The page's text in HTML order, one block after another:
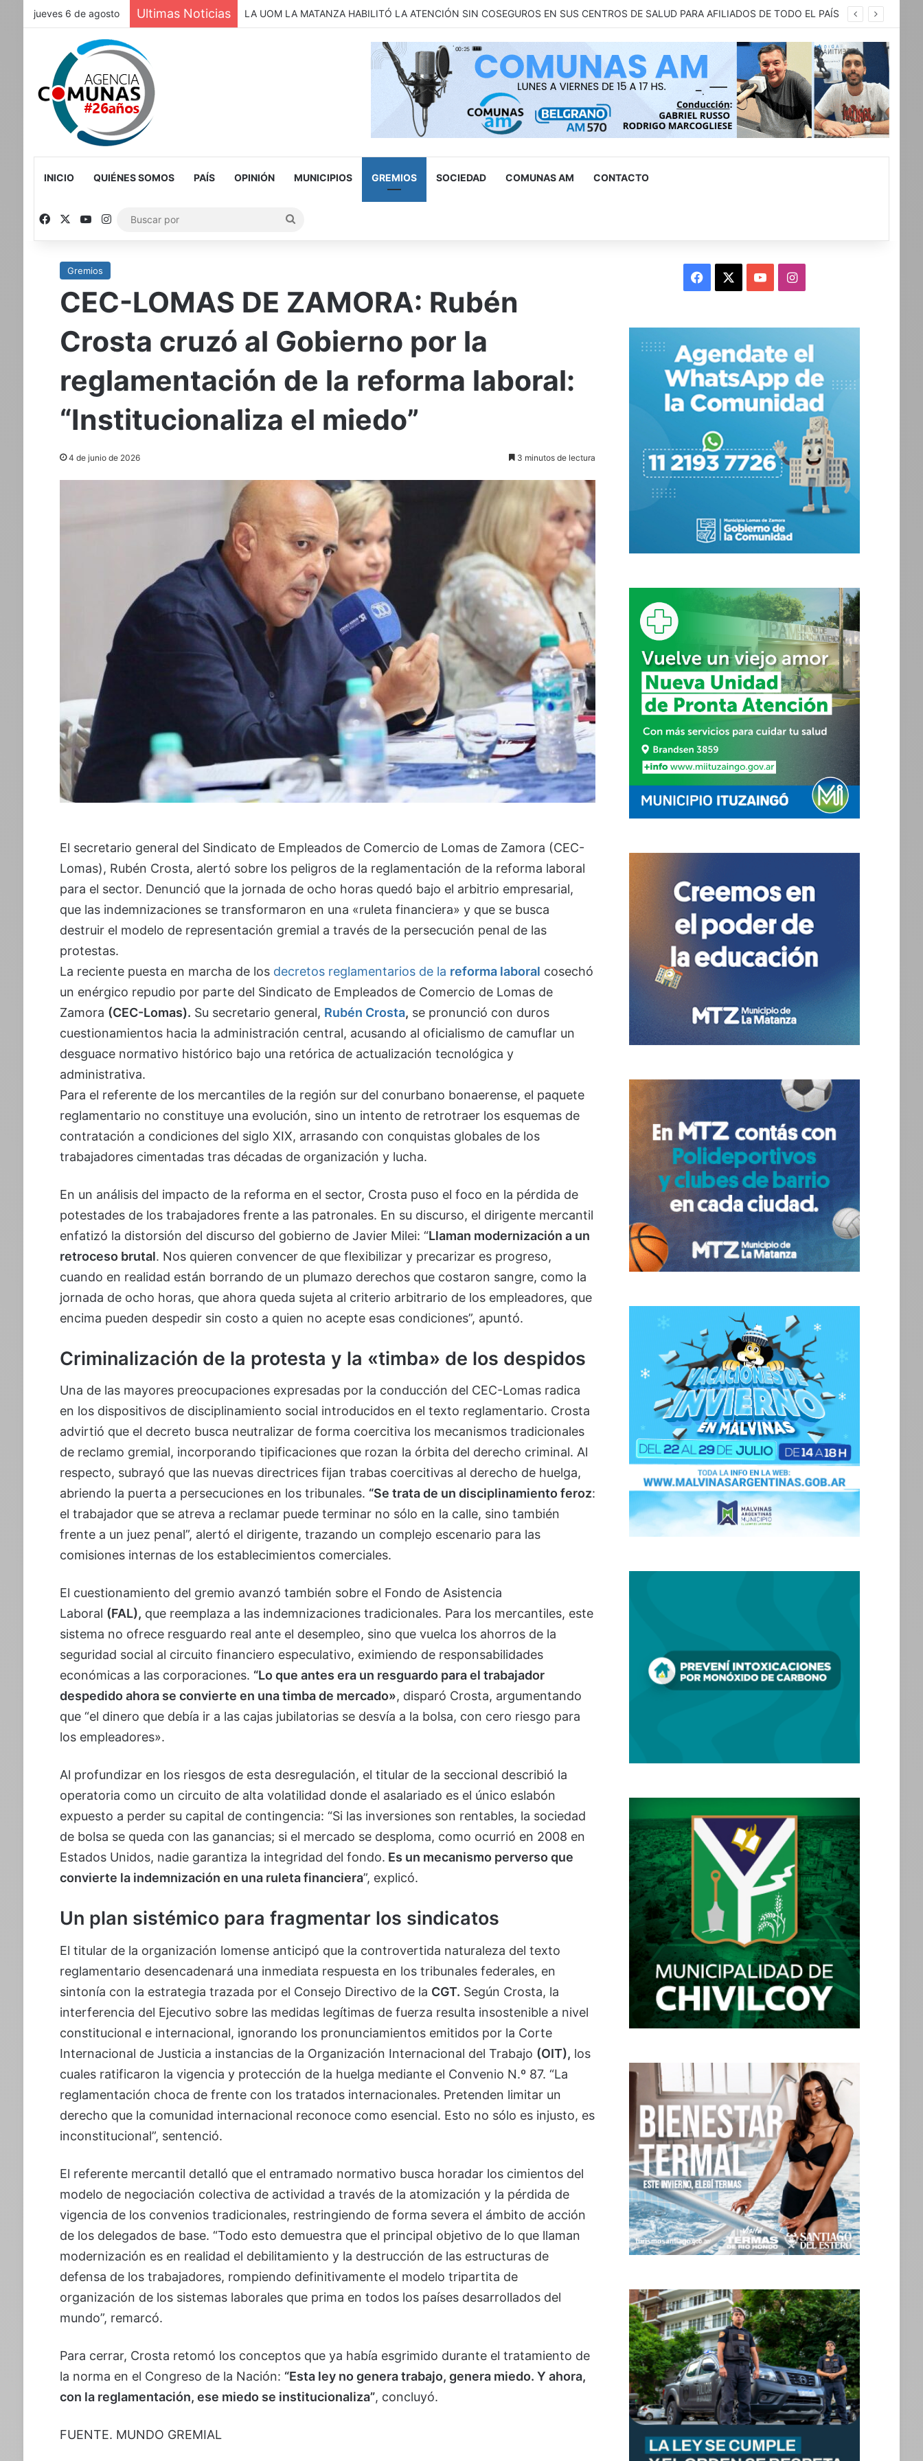
jueves 6 de agosto Ultimas Noticias VICENTE LÓPEZ: Invitación a participar del Fondo Juventud para la Acción Climàtica.
INICIO QUIÉNES SOMOS PAÍS OPINIÓN MUNICIPIOS GREMIOS SOCIEDAD COMUNAS AM CONTACTO
FacebookYouTube
Instagram
por
Gremios
CEC-LOMAS DE ZAMORA: Rubén
Crosta cruzó al Gobierno por la
reglamentación de la reforma laboral:
“Institucionaliza el miedo”
4 de junio de 2026 3 minutos de lectura
El secretario general del Sindicato de Empleados de Comercio de Lomas de Zamora (CEC-
Lomas), Rubén Crosta, alertó sobre los peligros de la reglamentación de la reforma laboral
para el sector. Denunció que la jornada de ocho horas quedó bajo el arbitrio empresarial,
que las indemnizaciones se transformaron en una «ruleta financiera» y que se busca
destruir el modelo de representación gremial a través de la persecución penal de las
protestas.
La reciente puesta en marcha de losdecretos reglamentarios de la reforma laboral cosechó
un enérgico repudio por parte del Sindicato de Empleados de Comercio de Lomas de
Zamora (CEC-Lomas). Su secretario general, Rubén Crosta, se pronunció con duros
cuestionamientos hacia la administración central, acusando al oficialismo de camuflar un
desguace normativo histórico bajo una retórica de actualización tecnológica y
administrativa.
Para el referente de los mercantiles de la región sur del conurbano bonaerense, el paquete
reglamentario no constituye una evolución, sino un intento de retrotraer los esquemas de
contratación a condiciones del siglo XIX, arrasando con conquistas globales de los
trabajadores cimentadas tras décadas de organización y lucha.
En un análisis del impacto de la reforma en el sector, Crosta puso el foco en la pérdida de
potestades de los trabajadores frente a las patronales. En su discurso, el dirigente mercantil
enfatizó la distorsión del discurso del gobierno de Javier Milei: “Llaman modernización a un
retroceso brutal. Nos quieren convencer de que flexibilizar y precarizar es progreso,
cuando en realidad están borrando de un plumazo derechos que costaron sangre, como la
jornada de ocho horas, que ahora queda sujeta al criterio arbitrario de los empleadores, que
encima pueden despedir sin costo a quien no acepte esas condiciones”, apuntó.
Criminalización de la protesta y la «timba» de los despidos
Una de las mayores preocupaciones expresadas por la conducción del CEC-Lomas radica
en los dispositivos de disciplinamiento social introducidos en el texto reglamentario. Crosta
advirtió que el decreto busca neutralizar de forma coercitiva los mecanismos tradicionales
de reclamo gremial, incorporando tipificaciones que rozan la órbita del derecho criminal. Al
respecto, subrayó que las nuevas directrices fijan trabas coercitivas al derecho de huelga,
abriendo la puerta a persecuciones en los tribunales. “Se trata de un disciplinamiento feroz:
el trabajador que se atreva a reclamar puede terminar no sólo en la calle, sino también
frente a un juez penal”, alertó el dirigente, trazando un complejo escenario para las
comisiones internas de los establecimientos comerciales.
El cuestionamiento del gremio avanzó también sobre el Fondo de Asistencia
Laboral (FAL), que reemplaza a las indemnizaciones tradicionales. Para los mercantiles, este
sistema no ofrece resguardo real ante el desempleo, sino que vuelca los ahorros de la
seguridad social al circuito financiero especulativo, eximiendo de responsabilidades
económicas a las corporaciones. “Lo que antes era un resguardo para el trabajador
despedido ahora se convierte en una timba de mercado», disparó Crosta, argumentando
que “el dinero que debía ir a las cajas jubilatorias se desvía a la bolsa, con cero riesgo para
los empleadores».
Al profundizar en los riesgos de esta desregulación, el titular de la seccional describió la
operatoria como un circuito de alta volatilidad donde el asalariado es el único eslabón
expuesto a perder su capital de contingencia: “Si las inversiones son rentables, la sociedad
de bolsa se queda con las ganancias; si el mercado se desploma, como ocurrió en 2008 en
Estados Unidos, nadie garantiza la integridad del fondo. Es un mecanismo perverso que
convierte la indemnización en una ruleta financiera”, explicó.
Un plan sistémico para fragmentar los sindicatos
El titular de la organización lomense anticipó que la controvertida naturaleza del texto
reglamentario desencadenará una inmediata respuesta en los tribunales federales, en
sintonía con la estrategia trazada por el Consejo Directivo de la CGT. Según Crosta, la
interferencia del Ejecutivo sobre las medidas legítimas de fuerza resulta insostenible a nivel
constitucional e internacional, ignorando los pronunciamientos emitidos por la Corte
Internacional de Justicia a instancias de la Organización Internacional del Trabajo (OIT), los
cuales ratificaron la vigencia y protección de la huelga mediante el Convenio N.º 87. “La
reglamentación choca de frente con los tratados internacionales. Pretenden limitar un
derecho que la comunidad internacional reconoce como esencial. Esto no sólo es injusto, es
inconstitucional”, sentenció.
El referente mercantil detalló que el entramado normativo busca horadar los cimientos del
modelo de negociación colectiva de actividad a través de la atomización y la pérdida de
vigencia de los convenios tradicionales, restringiendo de forma severa el ámbito de acción
de los delegados de base. “Todo esto demuestra que el principal objetivo de lo que llaman
modernización es en realidad el debilitamiento y la destrucción de las estructuras de
defensa de los trabajadores, rompiendo definitivamente el modelo tripartita de
organización de los sistemas laborales que prima en todos los países desarrollados del
mundo”, remarcó.
Para cerrar, Crosta retomó los conceptos que ya había esgrimido durante el tratamiento de
la norma en el Congreso de la Nación: “Esta ley no genera trabajo, genera miedo. Y ahora,
con la reglamentación, ese miedo se institucionaliza”, concluyó.
FUENTE. MUNDO GREMIAL
Facebook YouTubeInstagram